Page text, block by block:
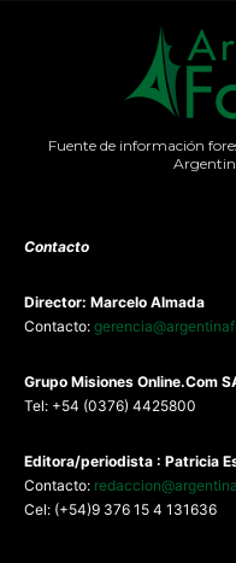
Fuente de información
Contacto
Director: Marcelo Almada
Contacto:
Grupo Misiones Online.Com
Tel: +54 (0376) 4425800
Editora/periodista : Patricia
Contacto:
Cel: (+54)9 376 15 4 131636